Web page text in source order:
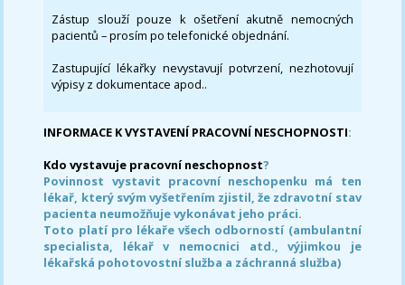
Zástup slouží pouze k ošetření akutně nemocných
pacientů – prosím po telefonické objednání.
Zastupující lékařky nevystavují potvrzení, nezhotovují
výpisy z dokumentace apod..
INFORMACE K VYSTAVENÍ PRACOVNÍ NESCHOPNOSTI:
Kdo vystavuje pracovní neschopnost?
Povinnost vystavit pracovní neschopenku má ten
lékař, který svým vyšetřením zjistil, že zdravotní stav
pacienta neumožňuje vykonávat jeho práci.
Toto platí pro lékaře všech odborností (ambulantní
specialista, lékař v nemocnici atd., výjimkou je
lékařská pohotovostní služba a záchranná služba)